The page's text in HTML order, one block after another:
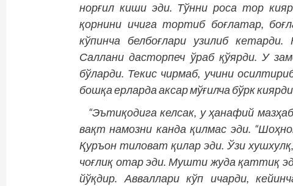
норғил киши эди. Тўнни роса тор
қорнини ичига тортиб боғлатар,
кўпинча белбоғлари узилиб
Саллани дасторпеч ўраб қўярди. У
бўларди. Текис чирмаб, учини
бошқа ерларда аксар мўғилча бўрк
“Эътиқодига келсак, у ҳанафий
вақт намозни канда қилмас эди.
Қуръон тиловат қилар эди. Ўзи
чоғлиқ отар эди. Мушти жуда қаттиқ
йўқдир. Авваллари кўп ичарди,